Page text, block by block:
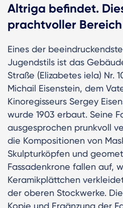
Altriga befindet.
prachtvoller
Eines der
Jugendstils ist das
Straße (Elizabetes iela) Nr.
Michail Eisenstein, dem
Kinoregisseurs Sergey
wurde 1903 erbaut. Seine
ausgesprochen prunkvoll
die Kompositionen von
Skulpturköpfen und
Fassadenkrone fallen auf,
Keramikplättchen
der oberen Stockwerke.
Kopie und Ergänzung der